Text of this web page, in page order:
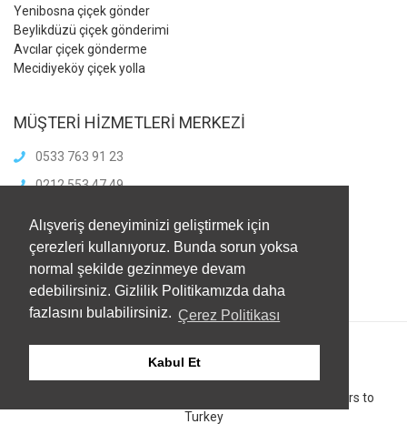
Alışveriş deneyiminizi geliştirmek için
çerezleri kullanıyoruz. Bunda sorun yoksa
normal şekilde gezinmeye devam
edebilirsiniz. Gizlilik Politikamızda daha
fazlasını bulabilirsiniz. Çerez Politikası
Kabul Et
Yenibosna çiçek gönder
Beylikdüzü çiçek gönderimi
Avcılar çiçek gönderme
Mecidiyeköy çiçek yolla
MÜŞTERİ HİZMETLERİ MERKEZİ
0533 763 91 23
0212 553 47 49
info@meliscicekcilik.com
Haftaiçi :8.00-21.00
HaftaSonu:8.00-21.00
Send Flowers to
Turkey